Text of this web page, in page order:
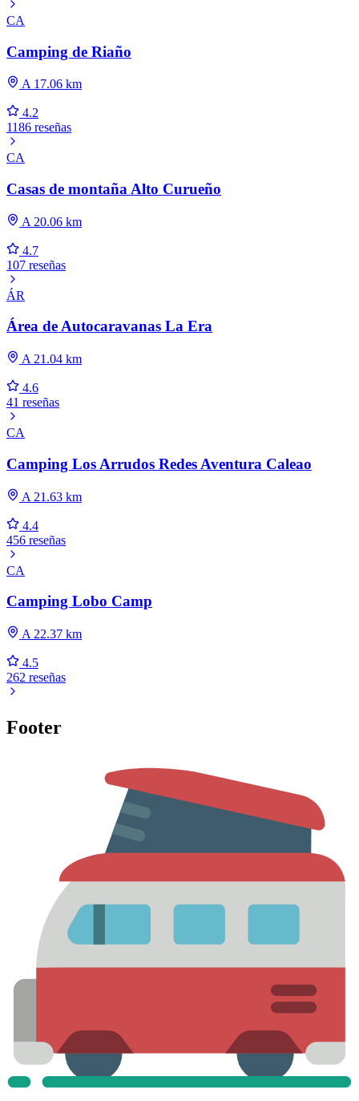
CA
Camping de Riaño
A 17.06 km
4.2
1186 reseñas
CA
Casas de montaña Alto Curueño
A 20.06 km
4.7
107 reseñas
ÁR
Área de Autocaravanas La Era
A 21.04 km
4.6
41 reseñas
CA
Camping Los Arrudos Redes Aventura Caleao
A 21.63 km
4.4
456 reseñas
CA
Camping Lobo Camp
A 22.37 km
4.5
262 reseñas
Footer